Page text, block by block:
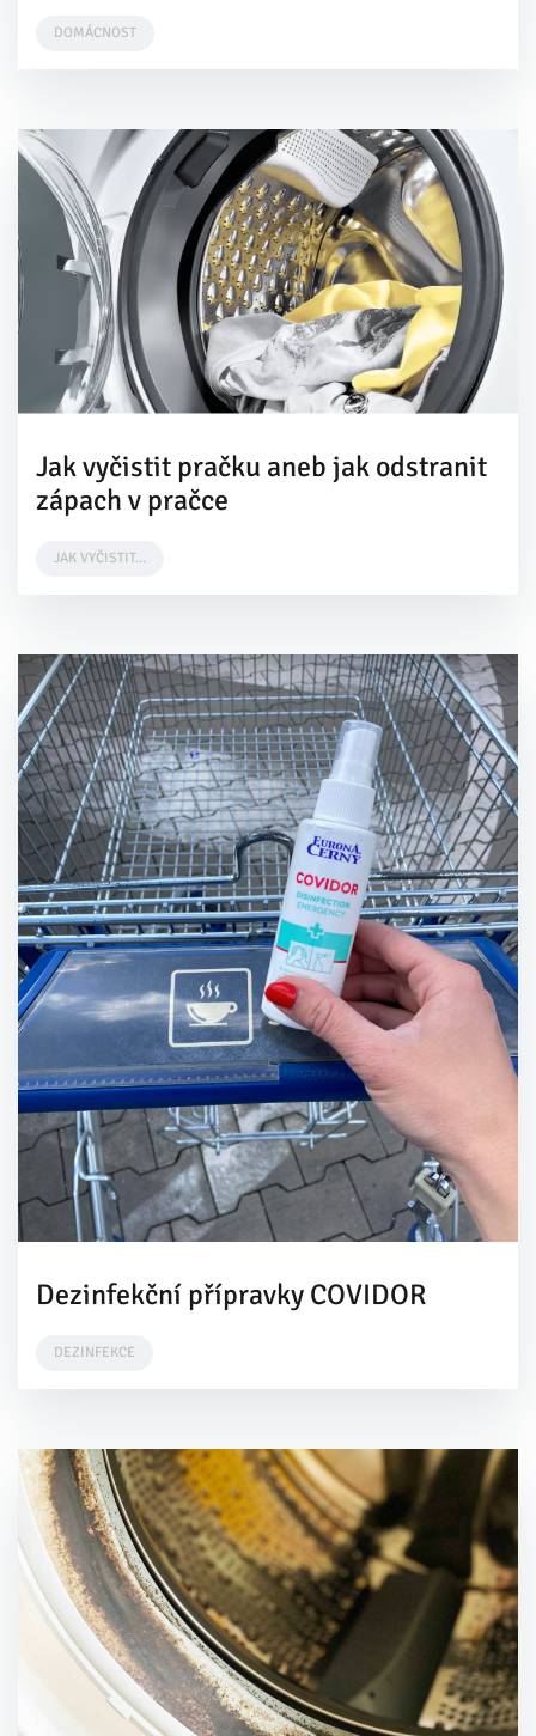
DOMÁCNOST
Jak vyčistit pračku aneb jak odstranit
zápach v pračce
JAK VYČISTIT...
Dezinfekční přípravky COVIDOR
DEZINFEKCE